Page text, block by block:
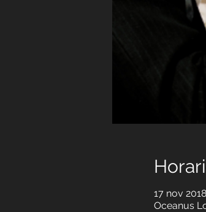
17 nov
Oceanus